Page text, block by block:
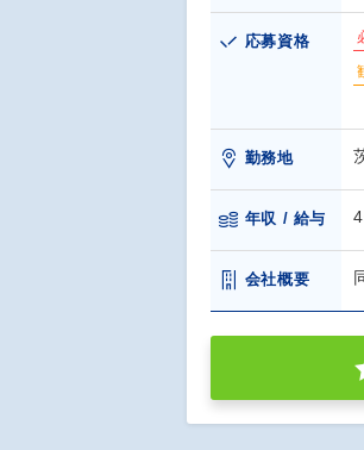
応募資格
勤務地
年収 / 給与
会社概要